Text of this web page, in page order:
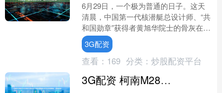
6月29日，一个极为普通的日子。这天
清晨，中国第一代核潜艇总设计师、“共
和国勋章”获得者黄旭华院士的骨灰在渤
海湾畔安葬。花岗岩墓碑上镌刻着三行
鎏金文字：“此生属....
3G配资
查看： 169 分类： 炒股配资平台
3G配资 柯南M28冰爽场火爆加场 片尾现场飘落冰花与红色蝴蝶结，浪漫至极！